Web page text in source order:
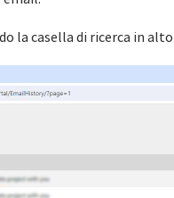
la casella di ricerca in alto